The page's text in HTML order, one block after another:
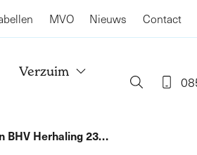
MVO Nieuws Contact
Verzuim
BHV Herhaling 23…